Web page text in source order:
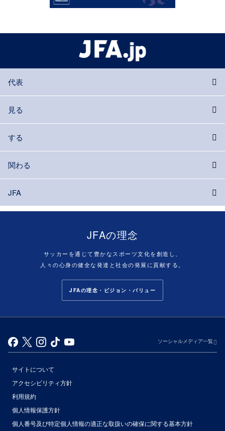
代表
見る
する
関わる
JFA
JFAの理念
サッカーを通じて豊かなスポーツ文化を創造し、
人々の心身の健全な発達と社会の発展に貢献する。
JFAの理念・ビジョン・バリュー
ソーシャルメディア一覧
サイトについて
アクセシビリティ方針
利用規約
個人情報保護方針
個人番号及び特定個人情報の適正な取扱いの確保に関する基本方針